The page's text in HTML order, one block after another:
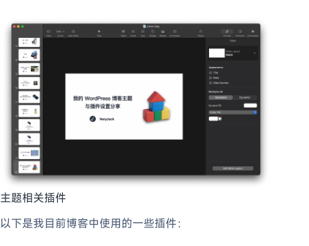
主题相关插件
以下是我目前博客中使用的一些插件：